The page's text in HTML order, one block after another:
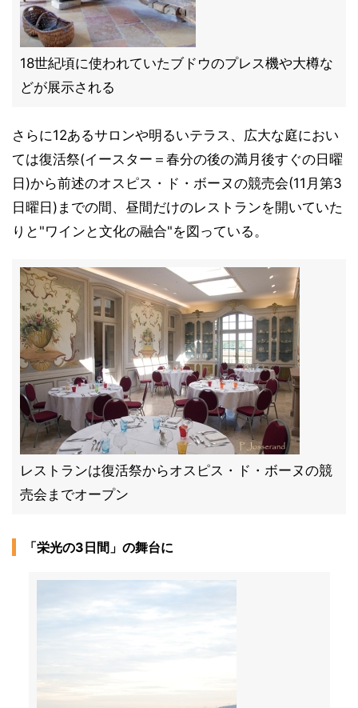
18世紀頃に使われていたブドウのプレス機や大樽な
どが展示される
さらに12あるサロンや明るいテラス、広大な庭におい
ては復活祭(イースター＝春分の後の満月後すぐの日曜
日)から前述のオスピス・ド・ボーヌの競売会(11月第3
日曜日)までの間、昼間だけのレストランを開いていた
りと"ワインと文化の融合"を図っている。
レストランは復活祭からオスピス・ド・ボーヌの競
売会までオープン
「栄光の3日間」の舞台に